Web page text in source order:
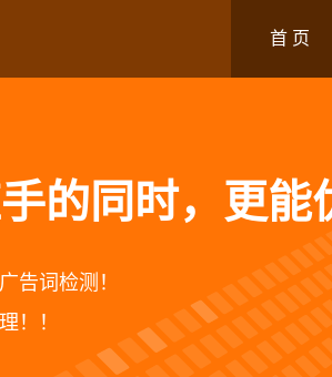
首 页
我们店铺上货
的产品！
到自己店铺